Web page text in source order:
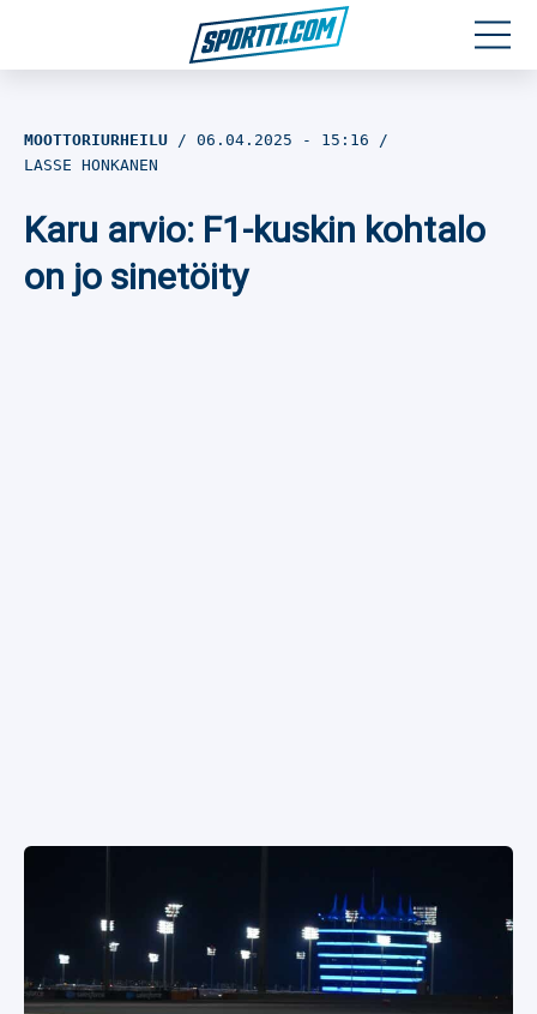
Jalkapallo
Yleisurheilu
MOOTTORIURHEILU 06.04.2025 - 15:16
LASSE HONKANEN
Karu arvio: F1-kuskin kohtalo
on jo sinetöity